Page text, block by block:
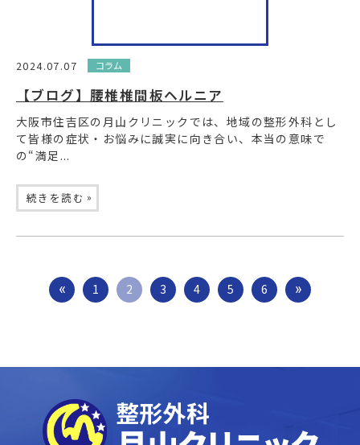
2024.07.07 コラム
【ブログ】腰椎椎間板ヘルニア
大阪市住吉区の月山クリニックでは、地域の整形外科とし
て皆様の症状・お悩みに誠実に向き合い、本当の意味で
の“満足...
続きを読む »
1 2 3 4 5 6